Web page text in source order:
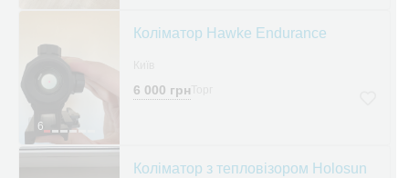
6
Коліматор Hawke Endurance
6 000 грн
Коліматор з тепловізором Holosun